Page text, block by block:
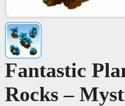
Fantastic
Rocks –